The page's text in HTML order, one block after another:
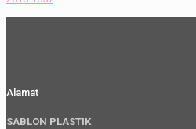
Alamat
SABLON PLASTIK